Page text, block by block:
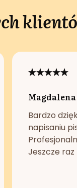
Magdalena
Bardzo
napisaniu
Jeszcze raz